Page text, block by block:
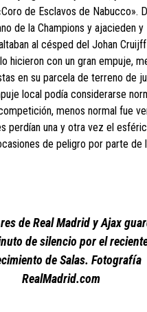
de Esclavos de Nabucco».
de la Champions y ajacieden y
al césped del Johan
hicieron con un gran empuje,
en su parcela de terreno de
local podía considerarse
menos normal fue
perdían una y otra vez el
de peligro por parte de
de Real Madrid y Ajax
de silencio por el
de Salas. Fotografía
RealMadrid.com